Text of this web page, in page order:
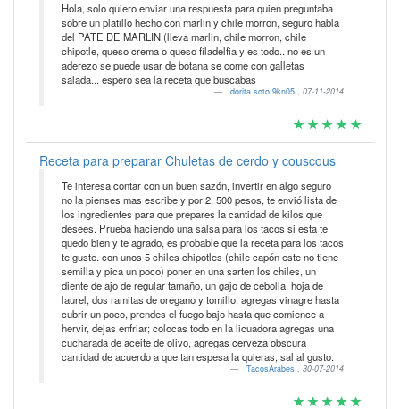
Hola, solo quiero enviar una respuesta para quien preguntaba
sobre un platillo hecho con marlin y chile morron, seguro habla
del PATE DE MARLIN (lleva marlin, chile morron, chile
chipotle, queso crema o queso filadelfia y es todo.. no es un
aderezo se puede usar de botana se come con galletas
salada... espero sea la receta que buscabas
dorita.soto.9kn05 , 07-11-2014
Receta para preparar Chuletas de cerdo y couscous
Te interesa contar con un buen sazón, invertir en algo seguro
no la pienses mas escribe y por 2, 500 pesos, te envió lista de
los ingredientes para que prepares la cantidad de kilos que
desees. Prueba haciendo una salsa para los tacos si esta te
quedo bien y te agrado, es probable que la receta para los tacos
te guste. con unos 5 chiles chipotles (chile capón este no tiene
semilla y pica un poco) poner en una sarten los chiles, un
diente de ajo de regular tamaño, un gajo de cebolla, hoja de
laurel, dos ramitas de oregano y tomillo, agregas vinagre hasta
cubrir un poco, prendes el fuego bajo hasta que comience a
hervir, dejas enfriar; colocas todo en la licuadora agregas una
cucharada de aceite de olivo, agregas cerveza obscura
cantidad de acuerdo a que tan espesa la quieras, sal al gusto.
TacosArabes , 30-07-2014